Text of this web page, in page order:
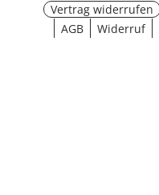
Vertrag widerrufen
AGB
Widerruf